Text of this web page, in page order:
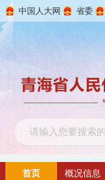
中国人大网 省委
首页 概况信息